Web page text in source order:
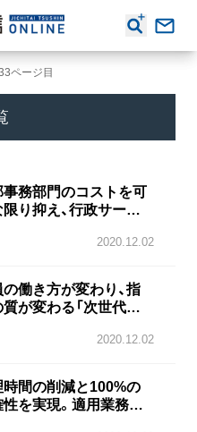
ページ目
事務部門のコストを可
り抑え、行政サービ
2020.12.02
働き方が変わり、指
が変わる「次世代教
2020.12.02
時間の削減と100%の
性を実現。適用業務の